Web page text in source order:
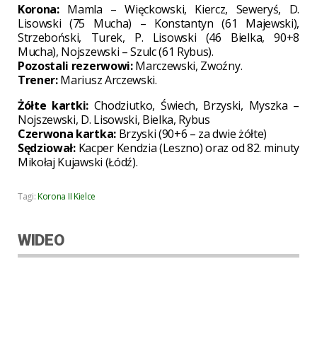
Korona:Mamla – Więckowski, Kiercz, Seweryś, D.
Lisowski (75 Mucha) – Konstantyn (61 Majewski),
Strzeboński, Turek, P. Lisowski (46 Bielka, 90+8
Mucha), Nojszewski – Szulc (61 Rybus).
Pozostali rezerwowi:Marczewski, Zwoźny.
Trener:Mariusz Arczewski.
Żółte kartki:Chodziutko, Świech, Brzyski, Myszka –
Nojszewski, D. Lisowski, Bielka, Rybus
Czerwona kartka:Brzyski (90+6 – za dwie żółte)
Sędziował:Kacper Kendzia (Leszno) oraz od 82. minuty
Mikołaj Kujawski (Łódź).
Tagi:Korona II Kielce
WIDEO